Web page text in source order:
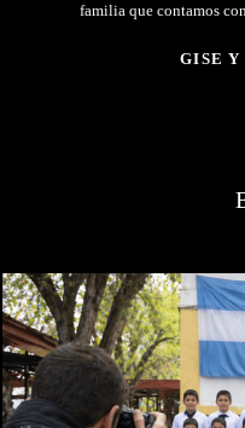
familia que contamos
GISE Y